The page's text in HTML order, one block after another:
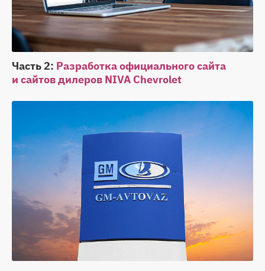
Часть 2: Разработка официального сайта
и сайтов дилеров NIVA Chevrolet